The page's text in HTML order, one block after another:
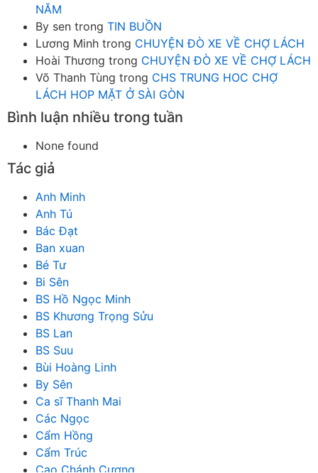
NĂM
By sen trong TIN BUỒN
Lương Minh trong CHUYỆN ĐÒ XE VỀ CHỢ LÁCH
Hoài Thương trong CHUYỆN ĐÒ XE VỀ CHỢ LÁCH
Võ Thanh Tùng trong CHS TRUNG HOC CHỢ
LÁCH HOP MẶT Ở SÀI GÒN
Bình luận nhiều trong tuần
None found
Tác giả
Anh Minh
Anh Tú
Bác Đạt
Ban xuan
Bé Tư
Bi Sên
BS Hồ Ngọc Minh
BS Khương Trọng Sửu
BS Lan
BS Suu
Bùi Hoàng Linh
By Sên
Ca sĩ Thanh Mai
Các Ngọc
Cẩm Hồng
Cẩm Trúc
Cao Chánh Cương